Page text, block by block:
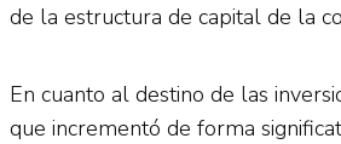
de la estructura de capital de la
En cuanto al destino de las
que incrementó de forma